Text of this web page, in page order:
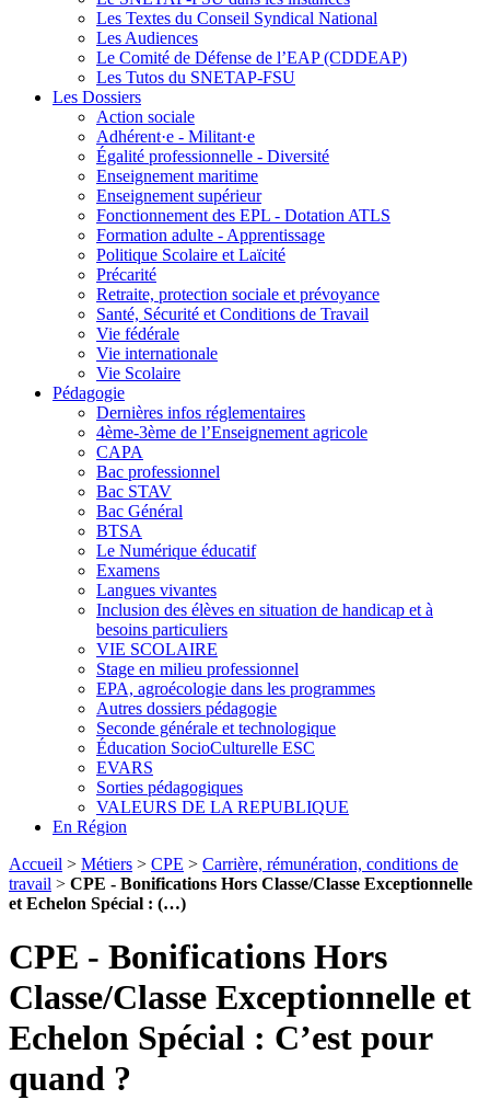
Les Textes du Conseil Syndical National
Les Audiences
Le Comité de Défense de l’EAP (CDDEAP)
Les Tutos du SNETAP-FSU
Les Dossiers
Action sociale
Adhérent·e - Militant·e
Égalité professionnelle - Diversité
Enseignement maritime
Enseignement supérieur
Fonctionnement des EPL - Dotation ATLS
Formation adulte - Apprentissage
Politique Scolaire et Laïcité
Précarité
Retraite, protection sociale et prévoyance
Santé, Sécurité et Conditions de Travail
Vie fédérale
Vie internationale
Vie Scolaire
Pédagogie
Dernières infos réglementaires
4ème-3ème de l’Enseignement agricole
CAPA
Bac professionnel
Bac STAV
Bac Général
BTSA
Le Numérique éducatif
Examens
Langues vivantes
Inclusion des élèves en situation de handicap et à
besoins particuliers
VIE SCOLAIRE
Stage en milieu professionnel
EPA, agroécologie dans les programmes
Autres dossiers pédagogie
Seconde générale et technologique
Éducation SocioCulturelle ESC
EVARS
Sorties pédagogiques
VALEURS DE LA REPUBLIQUE
En Région
Accueil > Métiers > CPE > Carrière, rémunération, conditions de
travail > CPE - Bonifications Hors Classe/Classe Exceptionnelle
et Echelon Spécial : (…)
CPE - Bonifications Hors
Classe/Classe Exceptionnelle et
Echelon Spécial : C’est pour
quand ?